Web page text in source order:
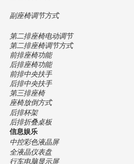
副座椅调节方式
第二排座椅电动调节
第二排座椅调节方式
前排座椅功能
后排座椅功能
前排中央扶手
后排中央扶手
第三排座椅
座椅放倒方式
后排杯架
后排折叠桌板
信息娱乐
中控彩色液晶屏
全液晶仪表盘
行车电脑显示屏